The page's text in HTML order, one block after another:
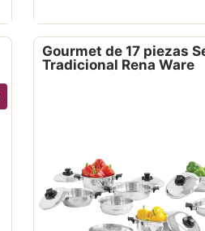
Gourmet de 17 piezas
Tradicional Rena Ware